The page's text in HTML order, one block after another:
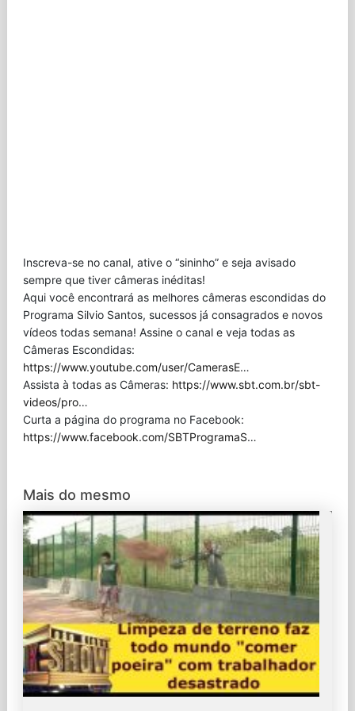
Inscreva-se no canal, ative o “sininho” e seja avisado
sempre que tiver câmeras inéditas!
Aqui você encontrará as melhores câmeras escondidas do
Programa Silvio Santos, sucessos já consagrados e novos
vídeos todas semana! Assine o canal e veja todas as
Câmeras Escondidas:
https://www.youtube.com/user/CamerasE…
Assista à todas as Câmeras: https://www.sbt.com.br/sbt-
videos/pro…
Curta a página do programa no Facebook:
https://www.facebook.com/SBTProgramaS…
Mais do mesmo